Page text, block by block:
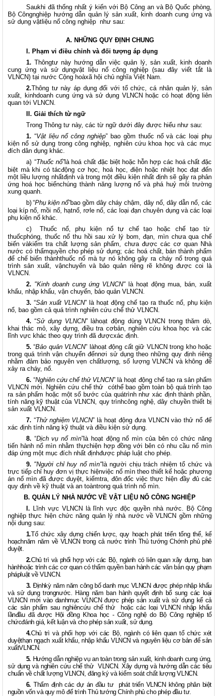
Saukhi đã thống nhất ý kiến với Bộ Công an và Bộ Quốc phòng,
Bộ Côngnghiệp hướng dẫn quản lý sản xuất, kinh doanh cung ứng và
sử dụng vậtliệu nổ công nghiệp như sau:
A. NHỮNG QUY ĐỊNH CHUNG
I. Phạm vi điều chỉnh và đối tượng áp dụng
1. Thôngtư này hướng dẫn việc quản lý, sản xuất, kinh doanh
cung ứng và sử dụngvật liệu nổ công nghiệp (sau đây viết tắt là
VLNCN) tại nước Cộng hoàxã hội chủ nghĩa Việt Nam.
2.Thông tư này áp dụng đối với tổ chức, cá nhân quản lý, sản
xuất, kinhdoanh cung ứng và sử dụng VLNCN hoặc có hoạt động liên
quan tới VLNCN.
II. Giải thích từ ngữ
Trong Thông tư này, các từ ngữ dưới đây được hiểu như sau:
1. “Vật liệu nổ công nghiệp” bao gồm thuốc nổ và các loại phụ
kiện nổ sử dụng trong công nghiệp, nghiên cứu khoa học và các mục
đích dân dụng khác.
a) “Thuốc nổ”là hoá chất đặc biệt hoặc hỗn hợp các hoá chất đặc
biệt mà khi có tácđộng cơ học, hoá học, điện hoặc nhiệt học đạt đến
một liều lượng nhấtđịnh và trong một điều kiện nhất định sẽ gây ra phản
ứng hoá học biếnchúng thành năng lượng nổ và phá huỷ môi trường
xung quanh.
b) “Phụ kiện nổ”bao gồm dây cháy chậm, dây nổ, dây dẫn nổ, các
loại kíp nổ, mồi nổ, hạtnổ, rơle nổ, các loại đạn chuyên dụng và các loại
phụ kiện nổ khác.
c)
Thuốc nổ, phụ kiện nổ tự chế tạo hoặc chế tạo từ
thuốcphóng, thuốc nổ thu hồi sau xử lý bom, đạn, mìn chưa qua chế
biến vàkiểm tra chất lượng sản phẩm, chưa được các cơ quan Nhà
nước có thẩmquyền cho phép sử dụng; các hoá chất, bán thành phẩm
để chế biến thànhthuốc nổ mà tự nó không gây ra cháy nổ trong quá
trình sản xuất, vậnchuyển và bảo quản riêng rẽ không được coi là
VLNCN.
2. "Kinh doanh cung ứng VLNCN"là hoạt động mua, bán, xuất
khẩu, nhập khẩu, vận chuyển, bảo quản VLNCN.
3. “Sản xuất VLNCN” là hoạt động chế tạo ra thuốc nổ, phụ kiện
nổ, bao gồm cả quá trình nghiên cứu chế thử VLNCN.
4. “Sử dụng VLNCN”
làhoạt động dùng VLNCN trong thăm dò,
khai thác mỏ, xây dựng, điều tra cơbản, nghiên cứu khoa học và các
lĩnh vực khác theo quy trình đã đượcxác định.
5. “Bảo quản VLNCN” làhoạt động cất giữ VLNCN trong kho hoặc
trong quá trình vận chuyển đếnnơi sử dụng theo những quy định riêng
nhằm đảm bảo nguyên vẹn chấtlượng, số lượng VLNCN và không để
xảy ra cháy, nổ.
6. “Nghiên cứu chế thử VLNCN” là hoạt động chế tạo ra sản phẩm
VLNCN mới. Nghiên cứu chế thử
cóthể bao gồm toàn bộ quá trình tạo
ra sản phẩm hoặc một số bước của quátrình như xác định thành phần,
tính năng kỹ thuật của VLNCN, quy trìnhcông nghệ, dây chuyền thiết bị
sản xuất VLNCN.
7. “Thử nghiệm VLNCN” là hoạt động đưa VLNCN vào thử nổ để
xác định tính năng kỹ thuật và điều kiện sử dụng.
8. “Dịch vụ nổ mìn”là hoạt động nổ mìn của bên có chức năng
tiến hành nổ mìn nhằm thựchiện hợp đồng với bên có nhu cầu nổ mìn
đáp ứng một mục đích nhất địnhđược pháp luật cho phép.
9. "Người chỉ huy nổ mìn"là người chịu trách nhiệm tổ chức và
trực tiếp chỉ huy đơn vị thực hiệnviệc nổ mìn theo thiết kế hoặc phương
án nổ mìn đã được duyệt, kiểmtra, đôn đốc việc thực hiện đầy đủ các
quy định về kỹ thuật và an toàntrong quá trình nổ mìn.
B. QUẢN LÝ NHÀ NƯỚC VỀ VẬT LIỆU NỔ CÔNG NGHIỆP
I.
Lĩnh vực VLNCN
là lĩnh vực độc quyền nhà nước. Bộ Công
nghiệp thực hiện chức năng quản lý nhà nước về VLNCN gồm những
nội dung sau:
1.Tổ chức xây dựng chiến lược, quy hoạch phát triển tổng thể, kế
hoạchnăm năm về VLNCN trong cả nước trình Thủ tướng Chớnh phủ phê
duyệt.
2.Chủ trì và phối hợp với các Bộ, ngành có liên quan xây dựng, ban
hànhhoặc trình các cơ quan có thẩm quyền ban hành các văn bản quy phạm
phápluật về VLNCN.
3. Địnhkỳ năm năm công bố danh mục VLNCN được phép nhập khẩu
và sử dụng trongnước. Hàng năm ban hành quyết định bổ sung các loại
VLNCN mới vào danhmục VLNCN được phép sản xuất và sử dụng kể cả
các sản phẩm sau nghiêncứu chế thử
hoặc các loại VLNCN nhập khẩu
lầnđầu đã được Hội đồng Khoa học - Công nghệ do Bộ Công nghiệp tổ
chứcđánh giá, kết luận và cho phép sản xuất, sử dụng.
4.Chủ trì và phối hợp với các Bộ, ngành có liên quan tổ chức xét
duyệthạn ngạch xuất khẩu, nhập khẩu VLNCN và nguyên liệu cơ bản để sản
xuấtVLNCN.
5. Hướng dẫn nghiệp vụ an toàn trong sản xuất, kinh doanh cung ứng,
sử dụng và nghiên cứu chế thử VLNCN. Xây dựng và hướng dẫn các tiêu
chuẩn về chất lượng VLNCN, đăng ký và kiểm soát chất lượng VLNCN.
6.Thẩm định các dự án đầu tư
phát triển VLNCN không phân biệt
nguồn vốn và quy mô để trình Thủ tướng Chính phủ cho phép đầu tư.